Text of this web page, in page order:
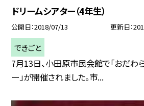
ドリームシアター（4年生）
公開日 2018/07/13 更新日
できごと
7月13日、小田原市民会館で「おだわ
ー」が開催されました。市...